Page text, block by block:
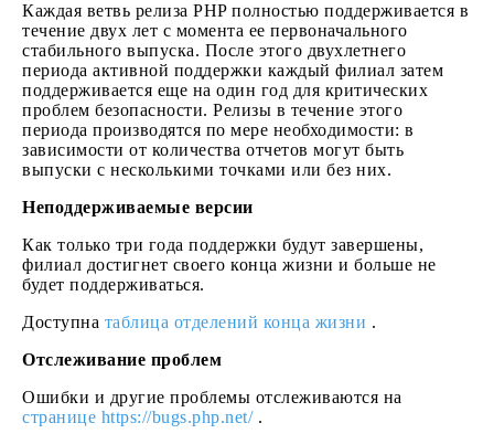
Каждая ветвь релиза PHP полностью поддерживается в
течение двух лет с момента ее первоначального
стабильного выпуска. После этого двухлетнего
периода активной поддержки каждый филиал затем
поддерживается еще на один год для критических
проблем безопасности. Релизы в течение этого
периода производятся по мере необходимости: в
зависимости от количества отчетов могут быть
выпуски с несколькими точками или без них.
Неподдерживаемые версии
Как только три года поддержки будут завершены,
филиал достигнет своего конца жизни и больше не
будет поддерживаться.
Доступна таблица отделений конца жизни .
Отслеживание проблем
Ошибки и другие проблемы отслеживаются на
странице https://bugs.php.net/.